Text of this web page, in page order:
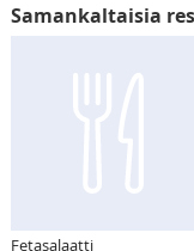
Samankaltaisia
Fetasalaatti